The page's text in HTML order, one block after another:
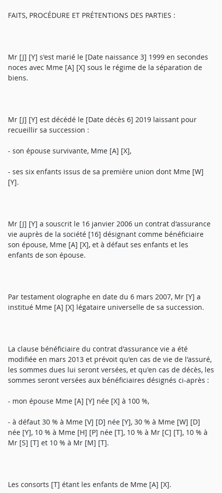
FAITS, PROCÉDURE ET PRÉTENTIONS DES PARTIES :
Mr [J] [Y] s'est marié le [Date naissance 3] 1999 en secondes
noces avec Mme [A] [X] sous le régime de la séparation de
biens.
Mr [J] [Y] est décédé le [Date décès 6] 2019 laissant pour
recueillir sa succession :
- son épouse survivante, Mme [A] [X],
- ses six enfants issus de sa première union dont Mme [W]
[Y].
Mr [J] [Y] a souscrit le 16 janvier 2006 un contrat d'assurance
vie auprès de la société [16] désignant comme bénéficiaire
son épouse, Mme [A] [X], et à défaut ses enfants et les
enfants de son épouse.
Par testament olographe en date du 6 mars 2007, Mr [Y] a
institué Mme [A] [X] légataire universelle de sa succession.
La clause bénéficiaire du contrat d'assurance vie a été
modifiée en mars 2013 et prévoit qu'en cas de vie de l'assuré,
les sommes dues lui seront versées, et qu'en cas de décès, les
sommes seront versées aux bénéficiaires désignés ci-après :
- mon épouse Mme [A] [Y] née [X] à 100 %,
- à défaut 30 % à Mme [V] [D] née [Y], 30 % à Mme [W] [D]
née [Y], 10 % à Mme [H] [P] née [T], 10 % à Mr [C] [T], 10 % à
Mr [S] [T] et 10 % à Mr [M] [T].
Les consorts [T] étant les enfants de Mme [A] [X].